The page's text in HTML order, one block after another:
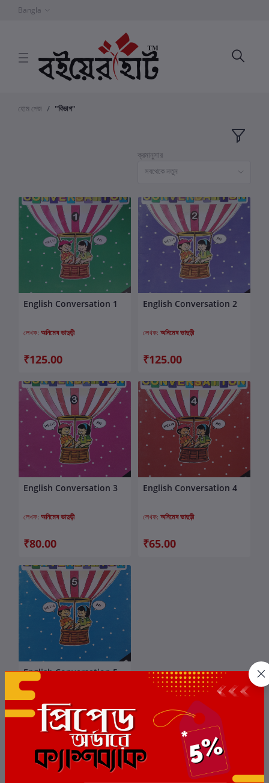
Bangla
হোম পেজ "বিভাগ"
ক্রমানুসার
সবথেকে নতুন
কার্টে যোগ করুন
English Conversation 1
লেখক: অনিমেষ ভাদুড়ী
₹125.00
কার্টে যোগ করুন
English Conversation 2
লেখক: অনিমেষ ভাদুড়ী
₹125.00
কার্টে যোগ করুন
English Conversation 3
লেখক: অনিমেষ ভাদুড়ী
₹80.00
কার্টে যোগ করুন
English Conversation 4
লেখক: অনিমেষ ভাদুড়ী
₹65.00
কার্টে যোগ করুন
English Conversation 5
লেখক: অনিমেষ ভাদুড়ী
₹65.00